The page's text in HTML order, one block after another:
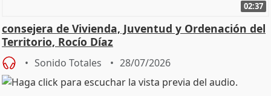
02:37
consejera de Vivienda, Juventud y Ordenación del
Territorio, Rocío Díaz
Sonido Totales 28/07/2026